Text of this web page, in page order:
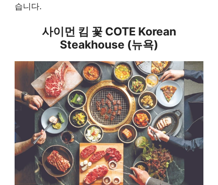
습니다.
사이먼 킴 꽃 COTE Korean
Steakhouse (뉴욕)